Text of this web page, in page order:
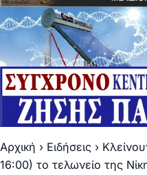
Αρχική › Ειδήσεις ›
16:00) το τελωνείο της